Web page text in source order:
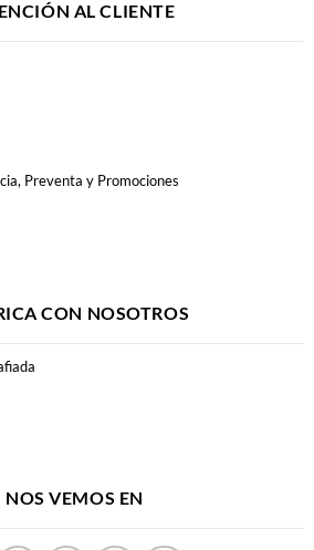
AL CLIENTE
Preventa y Promociones
CON NOSOTROS
NOS VEMOS EN